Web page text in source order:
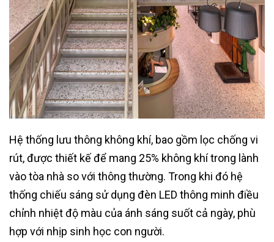
Hệ thống lưu thông không khí, bao gồm lọc chống vi
rút, được thiết kế để mang 25% không khí trong lành
vào tòa nhà so với thông thường. Trong khi đó hệ
thống chiếu sáng sử dụng đèn LED thông minh điều
chỉnh nhiệt độ màu của ánh sáng suốt cả ngày, phù
hợp với nhịp sinh học con người.